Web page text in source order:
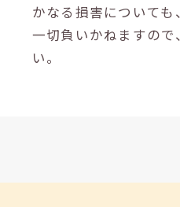
かなる損害について
一切負いかねますので
い。